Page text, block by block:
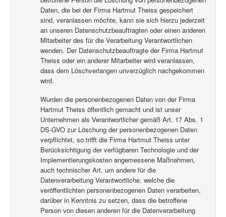
Daten, die bei der Firma Hartmut Theiss gespeichert
sind, veranlassen möchte, kann sie sich hierzu jederzeit
an unseren Datenschutzbeauftragten oder einen anderen
Mitarbeiter des für die Verarbeitung Verantwortlichen
wenden. Der Datenschutzbeauftragte der Firma Hartmut
Theiss oder ein anderer Mitarbeiter wird veranlassen,
dass dem Löschverlangen unverzüglich nachgekommen
wird.
Wurden die personenbezogenen Daten von der Firma
Hartmut Theiss öffentlich gemacht und ist unser
Unternehmen als Verantwortlicher gemäß Art. 17 Abs. 1
DS-GVO zur Löschung der personenbezogenen Daten
verpflichtet, so trifft die Firma Hartmut Theiss unter
Berücksichtigung der verfügbaren Technologie und der
Implementierungskosten angemessene Maßnahmen,
auch technischer Art, um andere für die
Datenverarbeitung Verantwortliche, welche die
veröffentlichten personenbezogenen Daten verarbeiten,
darüber in Kenntnis zu setzen, dass die betroffene
Person von diesen anderen für die Datenverarbeitung